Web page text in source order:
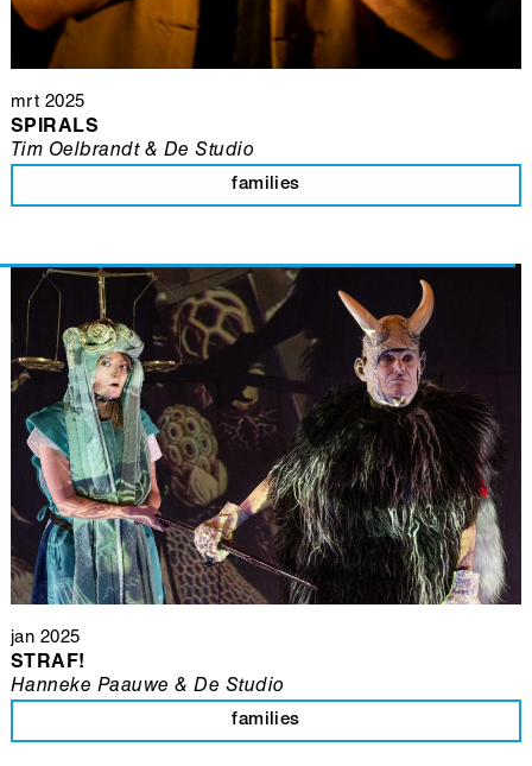
mrt 2025
SPIRALS
families
Tim Oelbrandt & De Studio
jan 2025
STRAF!
families
Hanneke Paauwe & De Studio